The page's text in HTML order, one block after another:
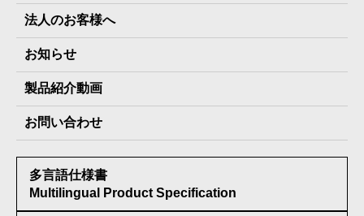
JARAペットフード7年保存
その他製品
地産地消パッケージについて
スタッフ紹介
会社概要
製品納入実績
情報セキュリティ基本方針
受賞歴
法人のお客様へ
お知らせ
製品紹介動画
お問い合わせ
多言語仕様書
Multilingual Product Specification